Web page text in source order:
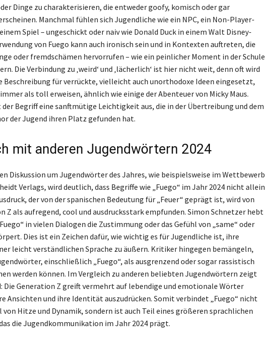
Dinge zu charakterisieren, die entweder goofy, komisch oder gar
Manchmal fühlen sich Jugendliche wie ein NPC, ein Non-Player-
Spiel – ungeschickt oder naiv wie Donald Duck in einem Walt Disney-
von Fuego kann auch ironisch sein und in Kontexten auftreten, die
oder fremdschämen hervorrufen – wie ein peinlicher Moment in der Schule
Die Verbindung zu ‚weird‘ und ‚lächerlich‘ ist hier nicht weit, denn oft wird
Beschreibung für verrückte, vielleicht auch unorthodoxe Ideen eingesetzt,
als toll erweisen, ähnlich wie einige der Abenteuer von Micky Maus.
Begriff eine sanftmütige Leichtigkeit aus, die in der Übertreibung und dem
der Jugend ihren Platz gefunden hat.
mit anderen Jugendwörtern 2024
Diskussion um Jugendwörter des Jahres, wie beispielsweise im Wettbewerb
Verlags, wird deutlich, dass Begriffe wie „Fuego“ im Jahr 2024 nicht allein
der von der spanischen Bedeutung für „Feuer“ geprägt ist, wird von
Z als aufregend, cool und ausdrucksstark empfunden. Simon Schnetzer hebt
in vielen Dialogen die Zustimmung oder das Gefühl von „same“ oder
Dies ist ein Zeichen dafür, wie wichtig es für Jugendliche ist, ihre
leicht verständlichen Sprache zu äußern. Kritiker hingegen bemängeln,
einschließlich „Fuego“, als ausgrenzend oder sogar rassistisch
werden können. Im Vergleich zu anderen beliebten Jugendwörtern zeigt
Die Generation Z greift vermehrt auf lebendige und emotionale Wörter
Ansichten und ihre Identität auszudrücken. Somit verbindet „Fuego“ nicht
von Hitze und Dynamik, sondern ist auch Teil eines größeren sprachlichen
die Jugendkommunikation im Jahr 2024 prägt.